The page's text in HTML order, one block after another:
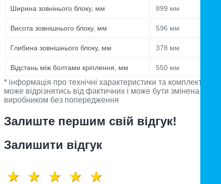
Ширина зовнінього блоку, мм 899 мм
Висота зовнішнього блоку, мм 596 мм
Глибина зовнішнього блоку, мм 378 мм
Відстань між болтами кріплення, мм 550 мм
* інформація про технічні характеристики та комплектацію
може відрізнятись від фактичних і може бути змінена
виробником без попередження
Залиште першим свій відгук!
Залишити відгук